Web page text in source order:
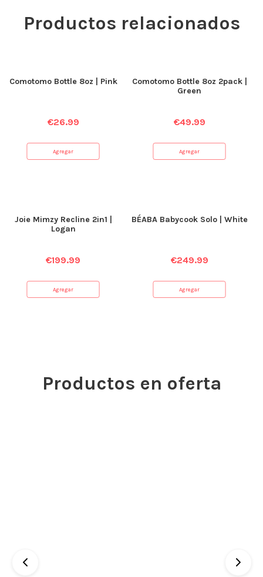
Productos relacionados
Comotomo Bottle 8oz | Pink
€26.99
Agregar
Comotomo Bottle 8oz 2pack |
Green
€49.99
Agregar
Joie Mimzy Recline 2in1 |
Logan
€199.99
Agregar
BÉABA Babycook Solo | White
€249.99
Agregar
Productos en oferta